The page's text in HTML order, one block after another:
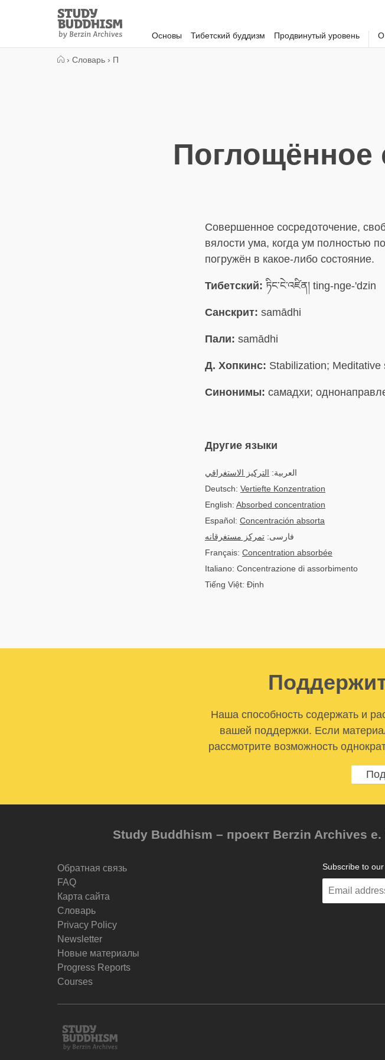
Study
Buddhism
Home
Основы Тибетский буддизм Продвинутый уровень О
› Словарь › П
Поглощённое
Совершенное сосредоточение,
вялости ума, когда ум полностью
погружён в какое-либо состояние.
Тибетский: ཏིང་ངེ་འཛིན། ting-nge-'dzin
Санскрит: samādhi
Пали: samādhi
Д. Хопкинс: Stabilization; Meditative
Синонимы: самадхи;
Другие языки
العربية: التركيز الاستغراقي
Deutsch: Vertiefte Konzentration
English: Absorbed concentration
Español: Concentración absorta
فارسی: تمرکز مستغرقانه
Français: Concentration absorbée
Italiano: Concentrazione di assorbimento
Tiếng Việt: Định
Наша способность содержать и
вашей поддержки. Если
рассмотрите возможность
Study Buddhism – проект Berzin Archives
Обратная связь
FAQ
Карта сайта
Словарь
Privacy Policy
Newsletter
Новые материалы
Progress Reports
Courses
Subscribe to
Enter
Study
Buddhism